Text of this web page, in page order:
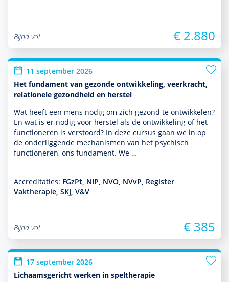
Bijna vol € 2.880
11 september 2026
Het fundament van gezonde ontwikkeling, veerkracht,
relationele gezondheid en herstel
Wat heeft een mens nodig om zich gezond te ontwik­kelen?
En wat is er nodig voor herstel als de ont­wikke­ling of het
functio­neren is verstoord? In deze cursus gaan we in op
de onderliggende mechanismen van het psychisch
functio­neren, ons fundament. We …
Accreditaties: FGzPt, NIP, NVO, NVvP, Register
Vaktherapie, SKJ, V&V
Bijna vol € 385
17 september 2026
Lichaamsgericht werken in speltherapie